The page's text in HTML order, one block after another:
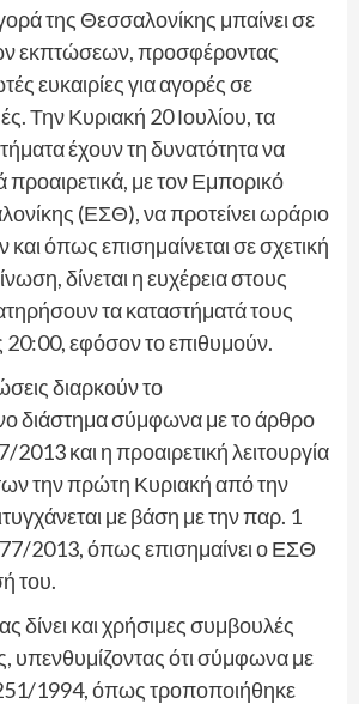
της Θεσσαλονίκης μπαίνει σε
εκπτώσεων, προσφέροντας
ευκαιρίες για αγορές σε
Την Κυριακή 20 Ιουλίου, τα
έχουν τη δυνατότητα να
με τον Εμπορικό
(ΕΣΘ), να προτείνει ωράριο
όπως επισημαίνεται σε σχετική
δίνεται η ευχέρεια στους
τα καταστήματά τους
20:00, εφόσον το επιθυμούν.
διαρκούν το
διάστημα σύμφωνα με το άρθρο
και η προαιρετική λειτουργία
την πρώτη Κυριακή από την
με βάση με την παρ. 1
2013, όπως επισημαίνει ο ΕΣΘ
του.
δίνει και χρήσιμες συμβουλές
υπενθυμίζοντας ότι σύμφωνα με
1994, όπως τροποποιήθηκε